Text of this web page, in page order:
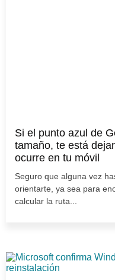
Si el punto azul de
tamaño, te está
ocurre en tu móvil
Seguro que alguna vez
orientarte, ya sea para
calcular la ruta...